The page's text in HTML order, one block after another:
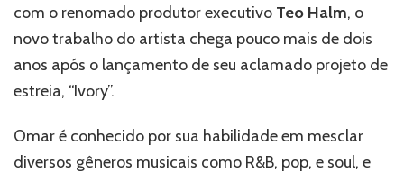
marca
nova
fase
na
carreira
Apollo
com o renomado produtor executivo Teo Halm, o
novo trabalho do artista chega pouco mais de dois
anos após o lançamento de seu aclamado projeto de
estreia, “Ivory”.
Omar é conhecido por sua habilidade em mesclar
diversos gêneros musicais como R&B, pop, e soul, e